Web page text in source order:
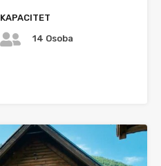
KAPACITET
14 Osoba